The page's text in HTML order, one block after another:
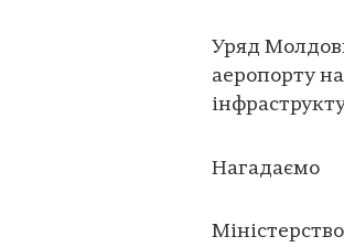
Уряд
аеропорту
Нагадаємо